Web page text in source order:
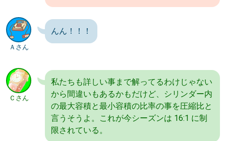
Ａさん
んん！！！
Ｃさん
私たちも詳しい事まで解ってるわけじゃない
から間違いもあるかもだけど、シリンダー内
の最大容積と最小容積の比率の事を圧縮比と
言うそうよ。これが今シーズンは 16:1 に制
限されている。